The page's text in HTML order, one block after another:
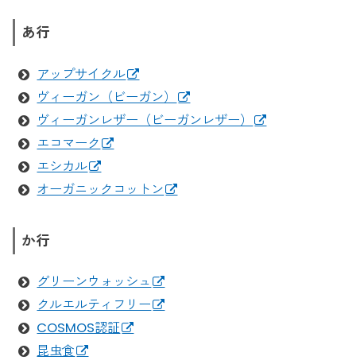
2023/5/23
う！
2021/9/25 アメリカ発、注目のアウトドアギアブラン
ド「Cotopaxi」より秋冬の新作バッグが登場！
あ行
アップサイクル
ヴィーガン（ビーガン）
ヴィーガンレザー（ビーガンレザー）
エコマーク
エシカル
オーガニックコットン
か行
グリーンウォッシュ
クルエルティフリー
COSMOS認証
昆虫食